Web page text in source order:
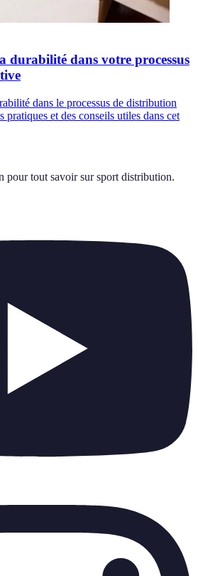
durabilité dans votre processus
dans le processus de distribution
pratiques et des conseils utiles dans cet
pour tout savoir sur sport distribution.